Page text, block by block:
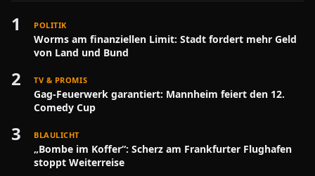
1 POLITIK
Worms am finanziellen Limit: Stadt fordert mehr Geld
von Land und Bund
2 TV & PROMIS
Gag-Feuerwerk garantiert: Mannheim feiert den 12.
Comedy Cup
3 BLAULICHT
„Bombe im Koffer“: Scherz am Frankfurter Flughafen
stoppt Weiterreise